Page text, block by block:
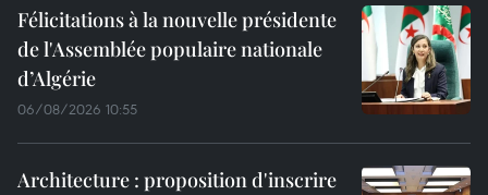
Félicitations à la nouvelle présidente
de l'Assemblée populaire nationale
d’Algérie
06/08/2026 10:55
Architecture : proposition d'inscrire